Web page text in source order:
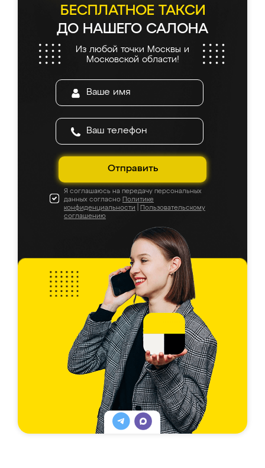
БЕСПЛАТНОЕ ТАКСИ
ДО НАШЕГО САЛОНА
Из любой точки Москвы и
Московской области!
Отправить
Я соглашаюсь на передачу персональных
данных согласно Политике
конфиденциальности
Пользовательскому
соглашению